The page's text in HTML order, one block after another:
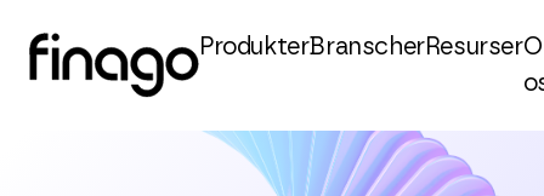
ProdukterBranscherResurser